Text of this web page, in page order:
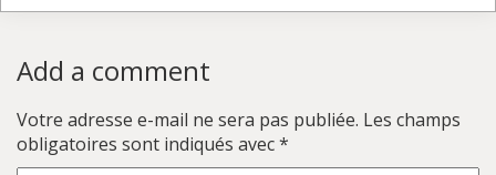
Add a comment
Votre adresse e-mail ne sera pas publiée. Les champs
obligatoires sont indiqués avec*